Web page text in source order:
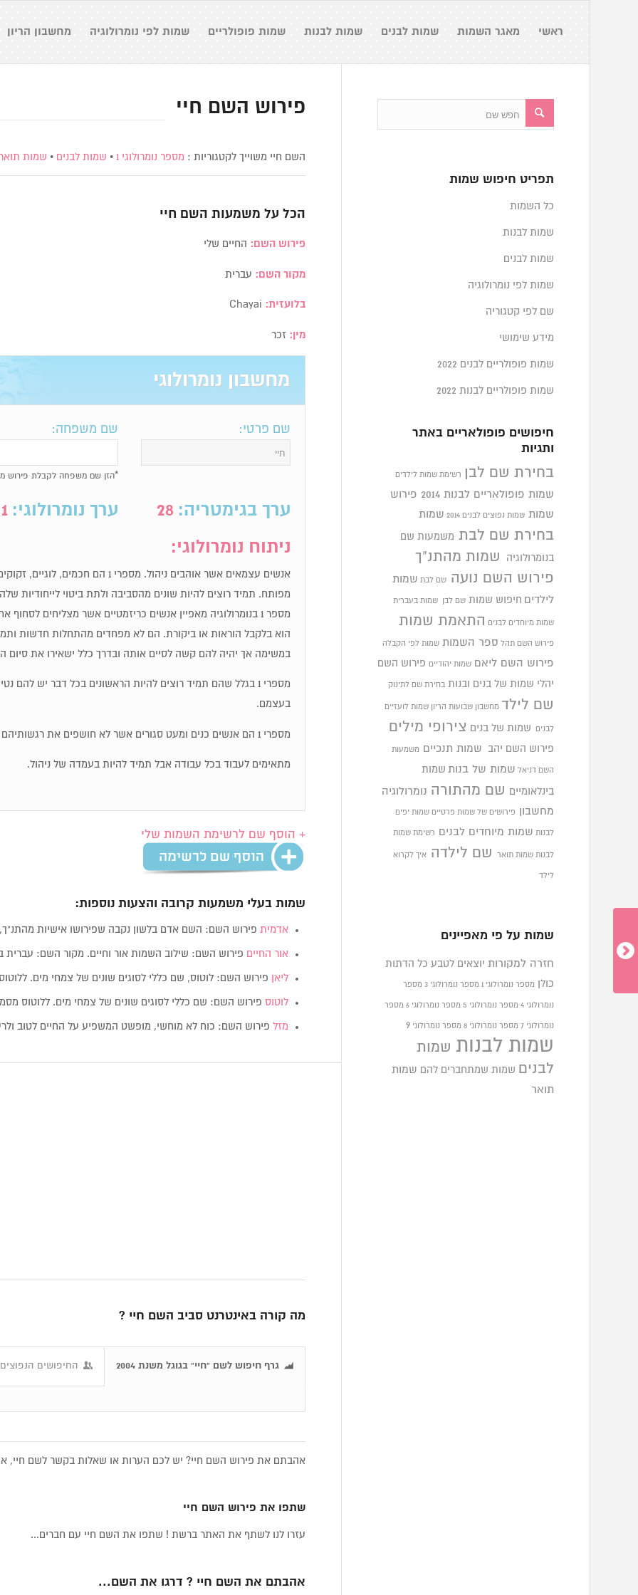
ראשי מאגר השמות שמות לבנים שמות לבנות שמות פופולריים שמות לפי נומרולוגיה מחשבון הריון
פירוש השם חיי
השם חיי משוייך לקטגוריות : מספר נומרולוגי 1 • שמות לבנים • שמות
הכל על משמעות השם חיי
פירוש השם: החיים שלי
מקור השם: עברית
בלועזית:
מין: זכר
מחשבון נומרולוגי
שם פרטי: שם משפחה:
*הזן שם משפחה לקבלת פירוש
ערך בגימטריה: 28 ערך נומרולוגי: 1
ניתוח נומרולוגי:
אנשים עצמאים אשר אוהבים ניהול. מספרי 1
מפותח. תמיד רוצים להיות שונים מהסביבה ולתת ביטוי לייחודיות
מספר 1 בנומרולוגיה מאפיין אנשים כריזמטיים אשר מצליחים
הוא בלקבל הוראות או ביקורת. הם לא מפחדים מהתחלות חדשות
במשימה אך יהיה להם קשה לסיים אותה ובדרך כלל ישאירו את סיום
מספרי 1 בגלל שהם תמיד רוצים להיות הראשונים בכל דבר יש להם
בעצמם.
מספרי 1 הם אנשים כנים ומעט סגורים אשר לא חושפים את רגשותיהם בקלות.
מתאימים לעבוד בכל עבודה אבל תמיד להיות בעמדה של ניהול.
+ הוסף שם לרשימת השמות שלי
שמות בעלי משמעות קרובה והצעות נוספות:
אדמית פירוש השם: השם אדם בלשון נקבה שפירושו אישיות
אור החיים פירוש השם: שילוב השמות אור וחיים. מקור השם: עברית
ליאן פירוש השם: לוטוס, שם כללי לסוגים שונים של צמחי מים.
לוטוס פירוש השם: שם כללי לסוגים שונים של צמחי מים. ללוטוס
מזל פירוש השם: כוח לא מוחשי, מופשט המשפיע על החיים לטוב
מה קורה באינטרנט סביב השם חיי ?
גרף חיפוש לשם "חיי" בגוגל משנת 2004 החיפושים
אהבתם את פירוש השם חיי? יש לכם הערות או שאלות בקשר לשם חיי,
שתפו את פירוש השם חיי
עזרו לנו לשתף את האתר ברשת ! שתפו את השם חיי עם חברים...
אהבתם את השם חיי ? דרגו את השם...
תפריט חיפוש שמות
כל השמות
שמות לבנות
שמות לבנים
שמות לפי נומרולוגיה
שם לפי קטגוריה
מידע שימושי
שמות פופולריים לבנים 2022
שמות פופולריים לבנות 2022
חיפושים פופולאריים באתר
ותגיות
בחירת שם לבן רשימת שמות לילדים
שמות פופולאריים לבנות 2014 פירוש
שמות שמות נפוצים לבנים 2014 שמות
בחירת שם לבת משמעות שם
בנומרולוגיה
שמות מהתנ"ך
פירוש השם נועה
שם לבת שמות
לילדים חיפוש שמות שם לבן שמות בעברית
שמות מיוחדים לבנים התאמת שמות
פירוש השם תהל ספר השמות שמות לפי הקבלה
פירוש השם ליאם שמות יהודיים פירוש השם
יהלי שמות של בנים ובנות בחירת שם לתינוק
שם לילד מחשבון שבועות הריון שמות לועזיים
לבנים שמות של בנים צירופי מילים
פירוש השם יהב שמות תנכיים משמעות
השם דניאל שמות של בנות שמות
בינלאומיים שם מהתורה נומרולוגיה
מחשבון פירושים של שמות פרטיים שמות יפים
לבנות שמות מיוחדים לבנים רשימת שמות
לבנות שמות תואר שם לילדה איך לקרוא
לילד
שמות על פי מאפיינים
חזרה למקורות יוצאים לטבע כל הדתות
כולן מספר נומרולוגי 1 מספר נומרולוגי 3 מספר
נומרולוגי 4 מספר נומרולוגי 5 מספר נומרולוגי 6 מספר
נומרולוגי 7 מספר נומרולוגי 8 מספר נומרולוגי9
שמות לבנות שמות
לבנים
שמות שמתחברים להם שמות
תואר